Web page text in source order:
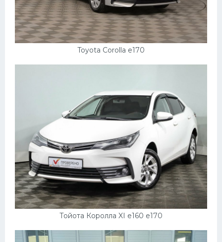
Toyota Corolla e170
Тойота Королла XI e160 e170